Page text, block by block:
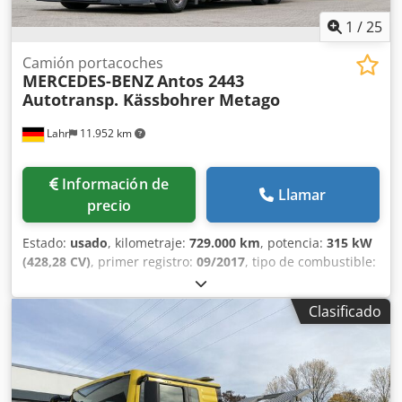
1 /25
Lahr 11.952 km
Camión portacoches
MERCEDES-BENZAntos 2443
Autotransp. Kässbohrer Metago
Información de
precio
Llamar
Estado: usado, kilometraje: 729.000 km, potencia: 315 kW
(428,28 CV), primer registro: 09/2017, tipo de combustible:
, frenos:
rojo, tipo de engranaje:automático, clase de emisión:
, Equipamiento:ABS, Programa electrónico de
estabilidad (ESP), aire acondicionado, calefactor de
estacionamiento
, Mercedes-Benz Antos 2443, camión para
el transporte de vehículos, remolque Kässbohrer Metago,
norma Euro 6. Para consultas: 0726639 * Estado: muy
Clasificado